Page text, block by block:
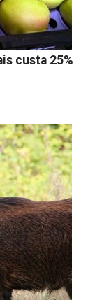
custa 25%